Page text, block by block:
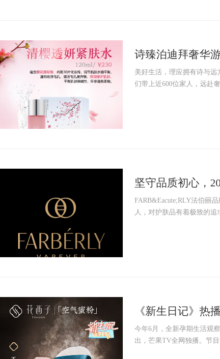
诗臻泊迪拜奢华
边
美好生活，理应拥有诗与
们带上近600位家人，远赴
坚守品质初心，
FARB&Eacute;RLY法伯丽
人，对护肤品有着极致的
《新生日记》热
孕期“仙女妆”
今年6月，全新孕期生活观
出，芒果TV全网独播。节